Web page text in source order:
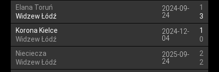
Elana Toruń
Widzew Łódź
2024-09-
24
1
3
Korona Kielce
Widzew Łódź
2024-12-
04
1
0
Nieciecza
Widzew Łódź
2025-09-
24
2
2